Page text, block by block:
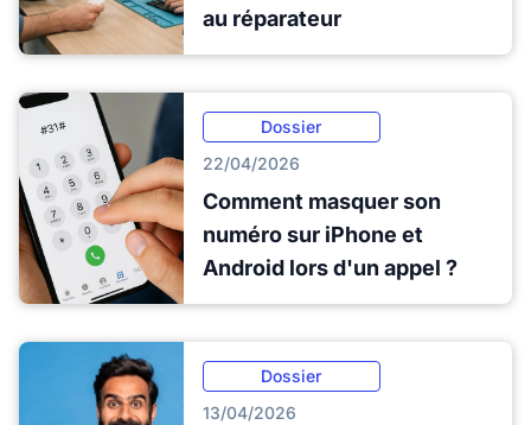
au réparateur
Dossier
22/04/2026
Comment masquer son
numéro sur iPhone et
Android lors d'un appel ?
Dossier
13/04/2026